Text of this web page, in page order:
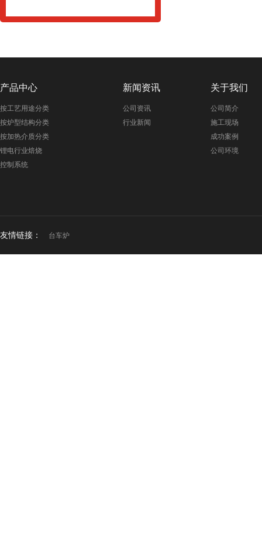
产品中心
按工艺用途分类
按炉型结构分类
按加热介质分类
锂电行业焙烧
控制系统
新闻资讯
公司资讯
行业新闻
关于我们
公司简介
施工现场
成功案例
公司环境
友情链接： 台车炉